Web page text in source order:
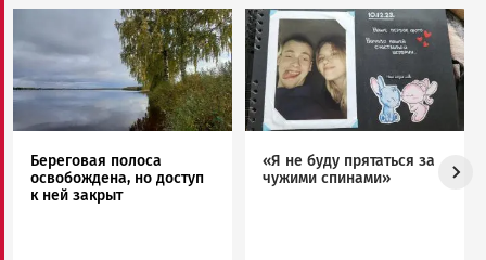
Береговая полоса
освобождена, но доступ
к ней закрыт
Image
«Я не буду прятаться за
чужими спинами»